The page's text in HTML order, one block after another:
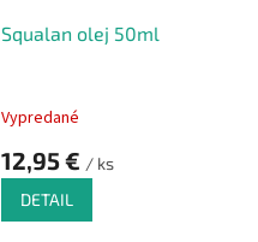
Squalan olej 50ml
Vypredané
12,95 € / ks
DETAIL